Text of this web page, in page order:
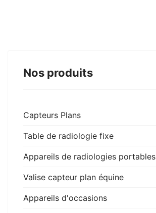
Nos produits
Capteurs Plans
Table de radiologie fixe
Appareils de radiologies portables
Valise capteur plan équine
Appareils d'occasions